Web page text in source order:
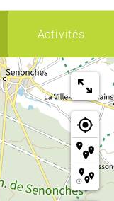
Activités